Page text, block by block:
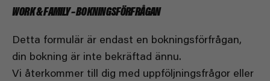
WORK & FAMILY – BOKNINGSFÖRFRÅGAN
Detta formulär är endast en bokningsförfrågan,
din bokning är inte bekräftad ännu.
Vi återkommer till dig med uppföljningsfrågor eller